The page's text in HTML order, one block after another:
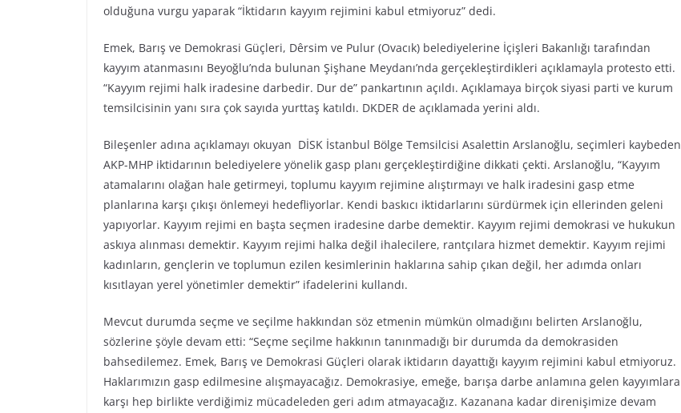
olduğuna vurgu yaparak “İktidarın kayyım rejimini kabul etmiyoruz” dedi.
Emek, Barış ve Demokrasi Güçleri, Dêrsim ve Pulur (Ovacık) belediyelerine İçişleri Bakanlığı tarafından
kayyım atanmasını Beyoğlu’nda bulunan Şişhane Meydanı’nda gerçekleştirdikleri açıklamayla protesto etti.
“Kayyım rejimi halk iradesine darbedir. Dur de” pankartının açıldı. Açıklamaya birçok siyasi parti ve kurum
temsilcisinin yanı sıra çok sayıda yurttaş katıldı. DKDER de açıklamada yerini aldı.
Bileşenler adına açıklamayı okuyan DİSK İstanbul Bölge Temsilcisi Asalettin Arslanoğlu, seçimleri kaybeden
AKP-MHP iktidarının belediyelere yönelik gasp planı gerçekleştirdiğine dikkati çekti. Arslanoğlu, “Kayyım
atamalarını olağan hale getirmeyi, toplumu kayyım rejimine alıştırmayı ve halk iradesini gasp etme
planlarına karşı çıkışı önlemeyi hedefliyorlar. Kendi baskıcı iktidarlarını sürdürmek için ellerinden geleni
yapıyorlar. Kayyım rejimi en başta seçmen iradesine darbe demektir. Kayyım rejimi demokrasi ve hukukun
askıya alınması demektir. Kayyım rejimi halka değil ihalecilere, rantçılara hizmet demektir. Kayyım rejimi
kadınların, gençlerin ve toplumun ezilen kesimlerinin haklarına sahip çıkan değil, her adımda onları
kısıtlayan yerel yönetimler demektir” ifadelerini kullandı.
Mevcut durumda seçme ve seçilme hakkından söz etmenin mümkün olmadığını belirten Arslanoğlu,
sözlerine şöyle devam etti: “Seçme seçilme hakkının tanınmadığı bir durumda da demokrasiden
bahsedilemez. Emek, Barış ve Demokrasi Güçleri olarak iktidarın dayattığı kayyım rejimini kabul etmiyoruz.
Haklarımızın gasp edilmesine alışmayacağız. Demokrasiye, emeğe, barışa darbe anlamına gelen kayyımlara
karşı hep birlikte verdiğimiz mücadeleden geri adım atmayacağız. Kazanana kadar direnişimize devam